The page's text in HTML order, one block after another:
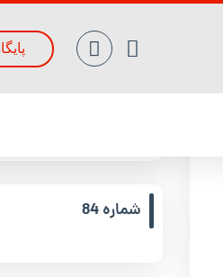
جدیدترین مقالات
شماره 84